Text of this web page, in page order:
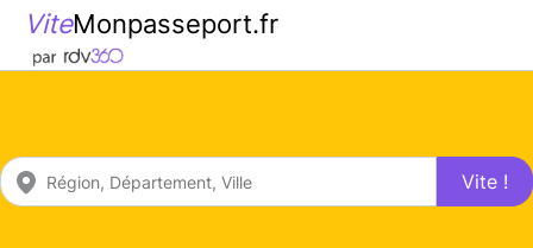
ViteMonpasseport.fr
Vite !